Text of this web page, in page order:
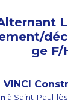
ge F/
VINCI
à Saint-Paul-